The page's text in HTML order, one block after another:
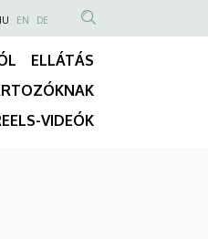
EN DE
TARTALOM
KERESÉSE
ELLÁTÁS
VIDEÓK